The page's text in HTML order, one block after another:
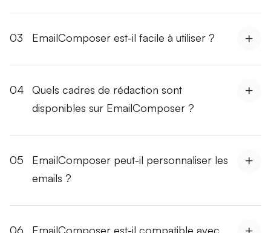
03 EmailComposer est-il facile à utiliser ?
04
Quels cadres de rédaction sont
disponibles sur EmailComposer ?
05
EmailComposer peut-il personnaliser les
emails ?
06
EmailComposer est-il compatible avec